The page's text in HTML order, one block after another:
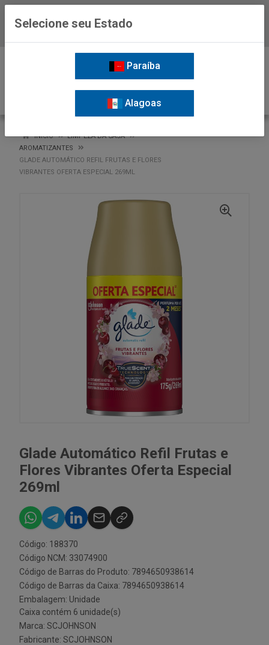
INÍCIO
LIMPEZA DA CASA
AROMATIZANTES
GLADE AUTOMÁTICO REFIL FRUTAS E FLORES
VIBRANTES OFERTA ESPECIAL 269ML
Glade Automático Refil Frutas e
Flores Vibrantes Oferta Especial
269ml
Código: 188370
Código NCM: 33074900
Código de Barras do Produto: 7894650938614
Código de Barras da Caixa: 7894650938614
Embalagem: Unidade
Caixa contém 6 unidade(s)
Marca: SCJOHNSON
Fabricante: SCJOHNSON
Selecione seu Estado
Paraíba
Alagoas